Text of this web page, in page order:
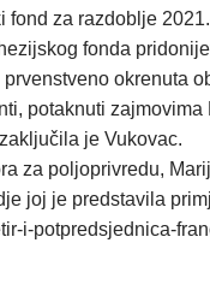
za razdoblje
fonda
okrenuta
potaknuti
je Vukovac.
za poljoprivredu,
joj je predstavila
i-potpredsjednica-